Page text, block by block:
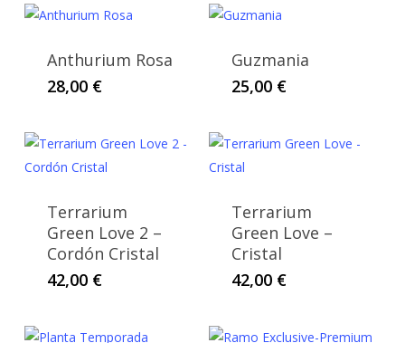
Anthurium Rosa
28,00 €
Guzmania
25,00 €
Terrarium
Green Love 2 –
Cordón Cristal
42,00 €
Terrarium
Green Love –
Cristal
42,00 €